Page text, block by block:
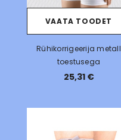
VAATA TOODET
Rühikorrigeerija metall
toestusega
25,31 €